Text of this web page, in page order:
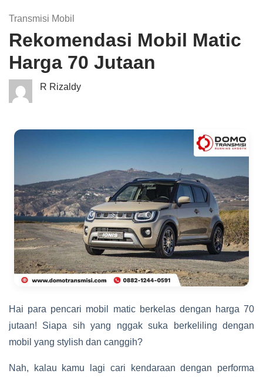
Transmisi Mobil
Rekomendasi Mobil Matic
Harga 70 Jutaan
R Rizaldy
Hai para pencari mobil matic berkelas dengan harga 70
jutaan! Siapa sih yang nggak suka berkeliling dengan
mobil yang stylish dan canggih?
Nah, kalau kamu lagi cari kendaraan dengan performa